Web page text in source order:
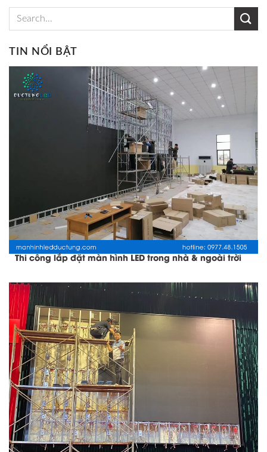
TIN NỔI BẬT
Thi công lắp đặt màn hình LED trong nhà & ngoài trời